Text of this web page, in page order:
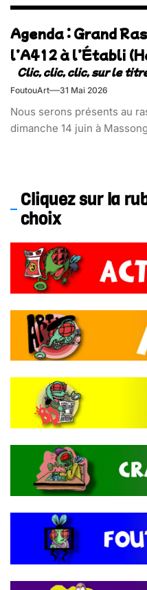
Agenda : Grand
l’A412 à l’Établi
FoutouArt 31 Mai 2026
Nous serons présents au
dimanche 14 juin à
Cliquez sur la
choix